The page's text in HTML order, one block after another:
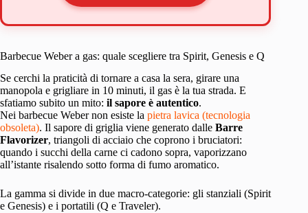
Barbecue Weber a gas: quale scegliere tra Spirit, Genesis e Q
Se cerchi la praticità di tornare a casa la sera, girare una
manopola e grigliare in 10 minuti, il gas è la tua strada. E
sfatiamo subito un mito: il sapore è autentico.
Nei barbecue Weber non esiste la pietra lavica (tecnologia
obsoleta). Il sapore di griglia viene generato dalle Barre
Flavorizer, triangoli di acciaio che coprono i bruciatori:
quando i succhi della carne ci cadono sopra, vaporizzano
all’istante risalendo sotto forma di fumo aromatico.
La gamma si divide in due macro-categorie: gli stanziali (Spirit
e Genesis) e i portatili (Q e Traveler).